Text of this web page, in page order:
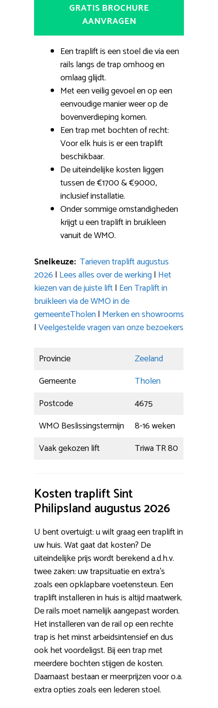
GRATIS BROCHURE
AANVRAGEN
Een traplift is een stoel die via een
rails langs de trap omhoog en
omlaag glijdt.
Met een veilig gevoel en op een
eenvoudige manier weer op de
bovenverdieping komen.
Een trap met bochten of recht:
Voor elk huis is er een traplift
beschikbaar.
De uiteindelijke kosten liggen
tussen de €1700 & €9000,
inclusief installatie.
Onder sommige omstandigheden
krijgt u een traplift in bruikleen
vanuit de WMO.
Snelkeuze: Tarieven traplift augustus
2026 | Lees alles over de werking| Het
kiezen van de juiste lift| Een Traplift in
bruikleen via de WMO in de
gemeenteTholen| Merken en showrooms
|Veelgestelde vragen van onze bezoekers
Provincie
Zeeland
Gemeente
Tholen
Postcode
4675
WMO Beslissingstermijn
8-16 weken
Vaak gekozen lift
Triwa TR 80
Kosten traplift Sint
Philipsland augustus 2026
U bent overtuigt: u wilt graag een traplift in
uw huis. Wat gaat dat kosten? De
uiteindelijke prijs wordt berekend a.d.h.v.
twee zaken: uw trapsituatie en extra’s
zoals een opklapbare voetensteun. Een
traplift installeren in huis is altijd maatwerk.
De rails moet namelijk aangepast worden.
Het installeren van de rail op een rechte
trap is het minst arbeidsintensief en dus
ook het voordeligst. Bij een trap met
meerdere bochten stijgen de kosten.
Daarnaast bestaan er meerprijzen voor o.a.
extra opties zoals een lederen stoel.